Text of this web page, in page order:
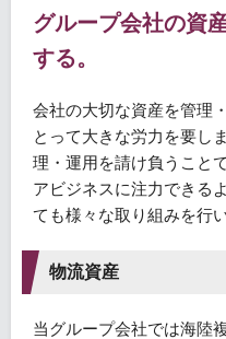
グループ会社の資
する。
会社の大切な資産を管理
とって大きな労力を要し
理・運用を請け負うこと
アビジネスに注力できる
ても様々な取り組みを行
物流資産
当グループ会社では海陸